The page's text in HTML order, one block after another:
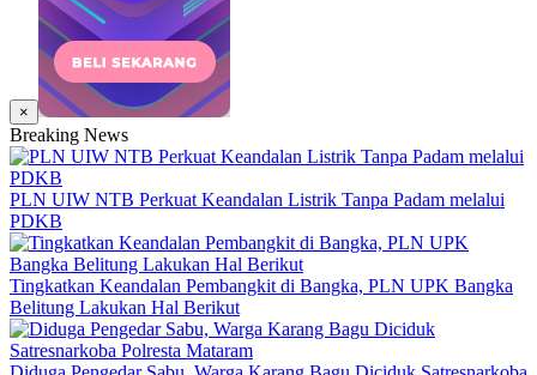
×
Breaking News
PLN UIW NTB Perkuat Keandalan Listrik Tanpa Padam melalui
PDKB
Tingkatkan Keandalan Pembangkit di Bangka, PLN UPK Bangka
Belitung Lakukan Hal Berikut